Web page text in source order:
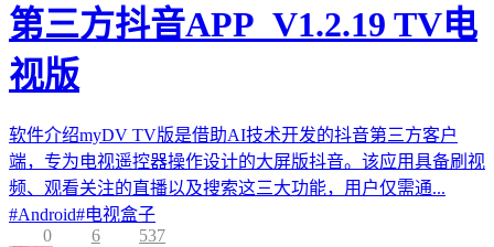
第三方抖音APP_V1.2.19 TV电
视版
软件介绍myDV TV版是借助AI技术开发的抖音第三方客户
端，专为电视遥控器操作设计的大屏版抖音。该应用具备刷视
频、观看关注的直播以及搜索这三大功能，用户仅需通...
#Android#电视盒子
0
6 537